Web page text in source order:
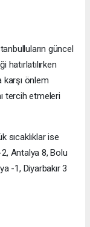
güncel
önlem
tercih etmeleri
sıcaklıklar ise
Antalya 8, Bolu
-1, Diyarbakır 3